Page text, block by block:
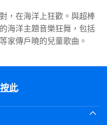
，在海洋上狂歡。與超棒
海洋主題音樂狂舞，包括
家傳戶曉的兒童歌曲。
按此.